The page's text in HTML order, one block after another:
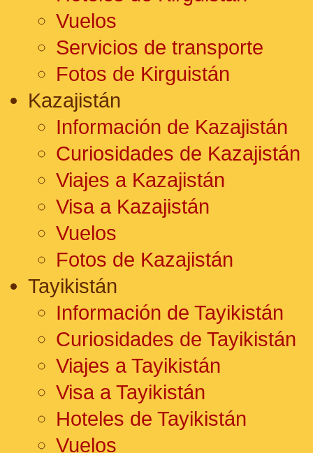
Vuelos
Servicios de transporte
Fotos de Kirguistán
Kazajistán
Información de Kazajistán
Curiosidades de Kazajistán
Viajes a Kazajistán
Visa a Kazajistán
Vuelos
Fotos de Kazajistán
Tayikistán
Información de Tayikistán
Curiosidades de Tayikistán
Viajes a Tayikistán
Visa a Tayikistán
Hoteles de Tayikistán
Vuelos